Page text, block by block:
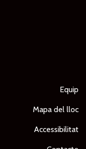
Equip
Mapa del lloc
Accessibilitat